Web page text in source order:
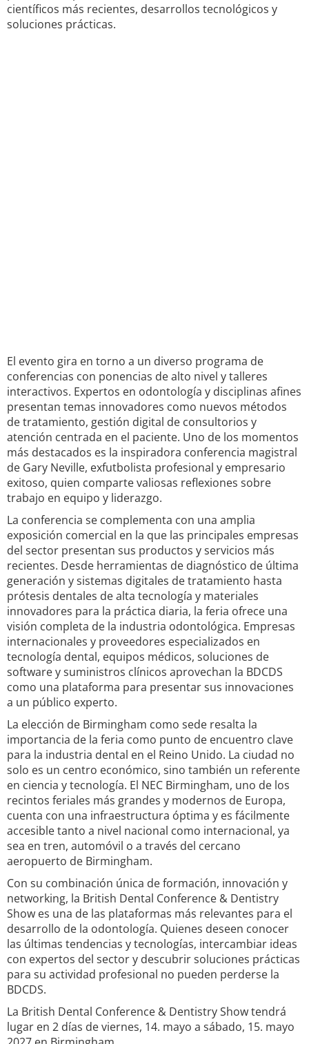
científicos más recientes, desarrollos tecnológicos y
soluciones prácticas.
El evento gira en torno a un diverso programa de
conferencias con ponencias de alto nivel y talleres
interactivos. Expertos en odontología y disciplinas afines
presentan temas innovadores como nuevos métodos
de tratamiento, gestión digital de consultorios y
atención centrada en el paciente. Uno de los momentos
más destacados es la inspiradora conferencia magistral
de Gary Neville, exfutbolista profesional y empresario
exitoso, quien comparte valiosas reflexiones sobre
trabajo en equipo y liderazgo.
La conferencia se complementa con una amplia
exposición comercial en la que las principales empresas
del sector presentan sus productos y servicios más
recientes. Desde herramientas de diagnóstico de última
generación y sistemas digitales de tratamiento hasta
prótesis dentales de alta tecnología y materiales
innovadores para la práctica diaria, la feria ofrece una
visión completa de la industria odontológica. Empresas
internacionales y proveedores especializados en
tecnología dental, equipos médicos, soluciones de
software y suministros clínicos aprovechan la BDCDS
como una plataforma para presentar sus innovaciones
a un público experto.
La elección de Birmingham como sede resalta la
importancia de la feria como punto de encuentro clave
para la industria dental en el Reino Unido. La ciudad no
solo es un centro económico, sino también un referente
en ciencia y tecnología. El NEC Birmingham, uno de los
recintos feriales más grandes y modernos de Europa,
cuenta con una infraestructura óptima y es fácilmente
accesible tanto a nivel nacional como internacional, ya
sea en tren, automóvil o a través del cercano
aeropuerto de Birmingham.
Con su combinación única de formación, innovación y
networking, la British Dental Conference & Dentistry
Show es una de las plataformas más relevantes para el
desarrollo de la odontología. Quienes deseen conocer
las últimas tendencias y tecnologías, intercambiar ideas
con expertos del sector y descubrir soluciones prácticas
para su actividad profesional no pueden perderse la
BDCDS.
La British Dental Conference & Dentistry Show tendrá
lugar en 2 días de viernes, 14. mayo a sábado, 15. mayo